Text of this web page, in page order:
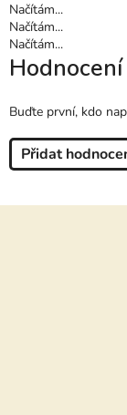
Načítám...
Načítám...
Načítám...
Buďte první, kdo
Přidat